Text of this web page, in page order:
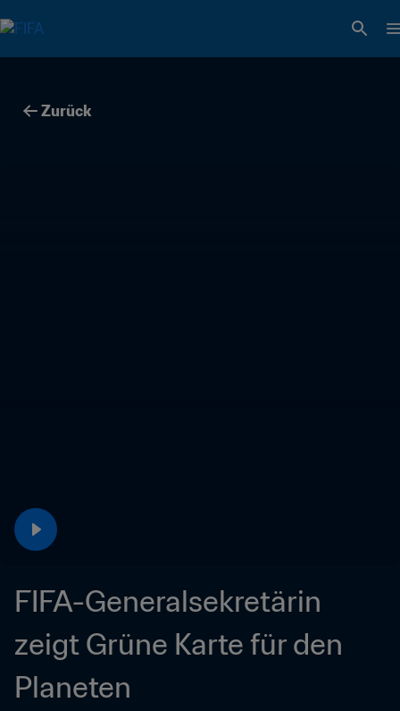
Zurück
FIFA-Generalsekretärin
zeigt Grüne Karte für den
Planeten